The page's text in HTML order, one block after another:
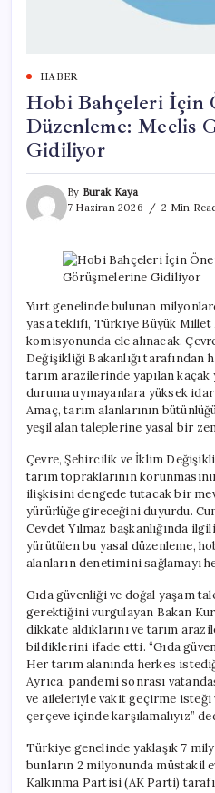
HABER
Hobi Bahçeleri İçin
Düzenleme: Meclis
Gidiliyor
By Burak Kaya
7 Haziran 2026
2 Min
Yurt genelinde bulunan
yasa teklifi, Türkiye Büyük
komisyonunda ele alınacak.
Değişikliği Bakanlığı tarafından
tarım arazilerinde yapılan kaçak
duruma uymayanlara yüksek
Amaç, tarım alanlarının
yeşil alan taleplerine yasal bir
Çevre, Şehircilik ve İklim
tarım topraklarının
ilişkisini dengede tutacak bir
yürürlüğe gireceğini duyurdu.
Cevdet Yılmaz başkanlığında
yürütülen bu yasal düzenleme,
alanların denetimini sağlamayı
Gıda güvenliği ve doğal yaşam
gerektiğini vurgulayan Bakan
dikkate aldıklarını ve tarım
bildiklerini ifade etti. “Gıda
Her tarım alanında herkes
Ayrıca, pandemi sonrası
ve aileleriyle vakit geçirme isteği
çerçeve içinde karşılamalıyız”
Türkiye genelinde yaklaşık 7
bunların 2 milyonunda müstakil
Kalkınma Partisi (AK Parti)